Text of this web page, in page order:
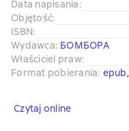
Data napisania:
Objętość:
ISBN:
Wydawca: БОМБОРА
Właściciel praw:
Format pobierania: epub,
Czytaj online